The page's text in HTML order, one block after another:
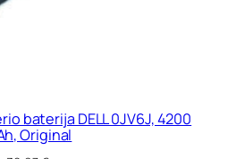
baterija DELL 0JV6J, 4200
Original